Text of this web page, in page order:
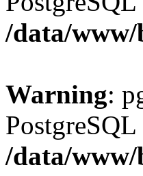
/data/www/
Warning:
/data/www/